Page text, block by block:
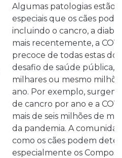
Algumas patologias estão
especiais que os cães
incluindo o cancro, a
mais recentemente, a
precoce de todas estas
desafio de saúde pública,
milhares ou mesmo
ano. Por exemplo, surgem
de cancro por ano e a
mais de seis milhões de
da pandemia. A
como os cães podem
especialmente os